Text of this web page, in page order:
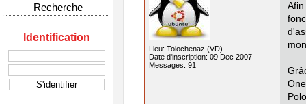
Recherche
Identification
Lieu: Tolochenaz (VD)
Date d'inscription: 09 Dec 2007
Messages: 91